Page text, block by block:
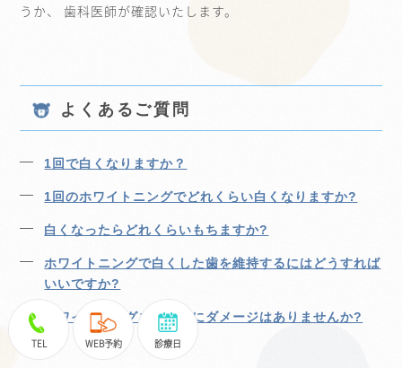
うか、 歯科医師が確認いたします。
よくあるご質問
1回で白くなりますか？
1回のホワイトニングでどれくらい白くなりますか?
白くなったらどれくらいもちますか?
ホワイトニングで白くした歯を維持するにはどうすれば
いいですか?
ホワイトニングをして歯にダメージはありませんか?
TEL WEB予約 診療日